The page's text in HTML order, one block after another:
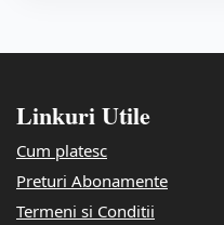
Linkuri Utile
Cum platesc
Preturi Abonamente
Termeni si Conditii